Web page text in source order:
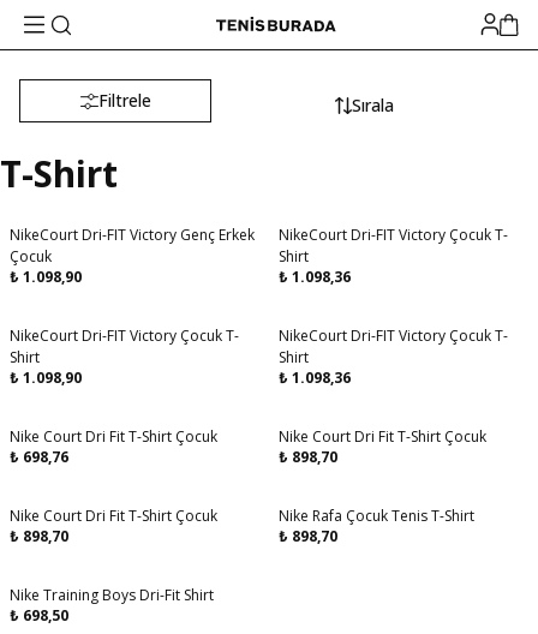
Filtrele Sırala
T-Shirt
NikeCourt Dri-FIT Victory Genç Erkek
Çocuk
₺ 1.098,90
Aynı Gün Kargo
NikeCourt Dri-FIT Victory Çocuk T-
Shirt
₺ 1.098,36
Aynı Gün Kargo
NikeCourt Dri-FIT Victory Çocuk T-
Shirt
₺ 1.098,90
Aynı Gün Kargo
NikeCourt Dri-FIT Victory Çocuk T-
Shirt
₺ 1.098,36
Aynı Gün Kargo
Nike Court Dri Fit T-Shirt Çocuk
₺ 698,76
Aynı Gün Kargo
Nike Court Dri Fit T-Shirt Çocuk
₺ 898,70
Nike Court Dri Fit T-Shirt Çocuk
₺ 898,70
Aynı Gün Kargo
Nike Rafa Çocuk Tenis T-Shirt
₺ 898,70
Nike Training Boys Dri-Fit Shirt
₺ 698,50